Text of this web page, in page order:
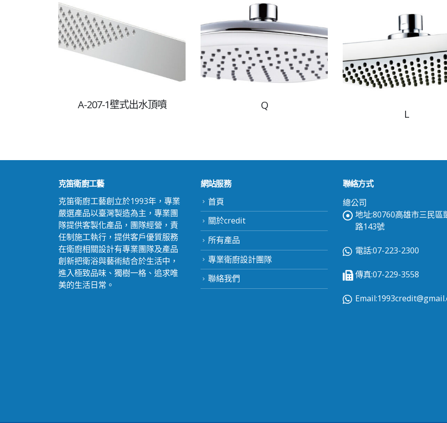
A-207-1壁式出水頂噴 Q
L
克笛衛廚工藝
克笛衛廚工藝創立於1993年，專業
嚴選產品以臺灣製造為主，專業團
隊提供客製化產品，團隊經營，責
任制施工執行，提供客戶優質服務
在衛廚相關設計有專業團隊及產品
創新把衛浴與藝術結合於生活中，
進入極致品味、獨樹一格、追求唯
美的生活日常。
網站服務
首頁
關於credit
所有產品
專業衛廚設計團隊
聯絡我們
聯絡方式
總公司
地址:80760高雄市三民區
路143號
電話:07-223-2300
傳真:07-229-3558
Email: